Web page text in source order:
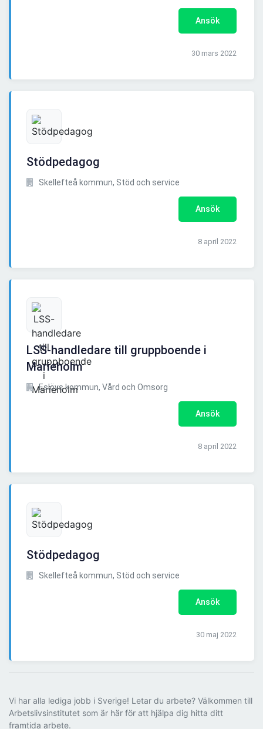
Ansök
30 mars 2022
Stödpedagog
Skellefteå kommun, Stöd och service
Ansök
8 april 2022
LSS-handledare till gruppboende i
Marieholm
Eslövs kommun, Vård och Omsorg
Ansök
8 april 2022
Stödpedagog
Skellefteå kommun, Stöd och service
Ansök
30 maj 2022
Vi har alla lediga jobb i Sverige! Letar du arbete? Välkommen till
Arbetslivsinstitutet som är här för att hjälpa dig hitta ditt
framtida arbete.